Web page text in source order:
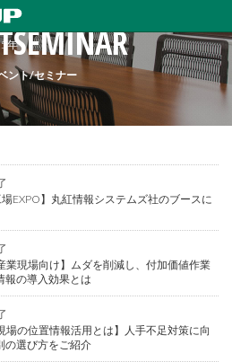
ント/セミナー
年
EXPO】丸紅情報システムズ社のブースに
業現場向け】ムダを削減し、付加価値作業
報の導入効果とは
場の位置情報活用とは】人手不足対策に向
の選び方をご紹介